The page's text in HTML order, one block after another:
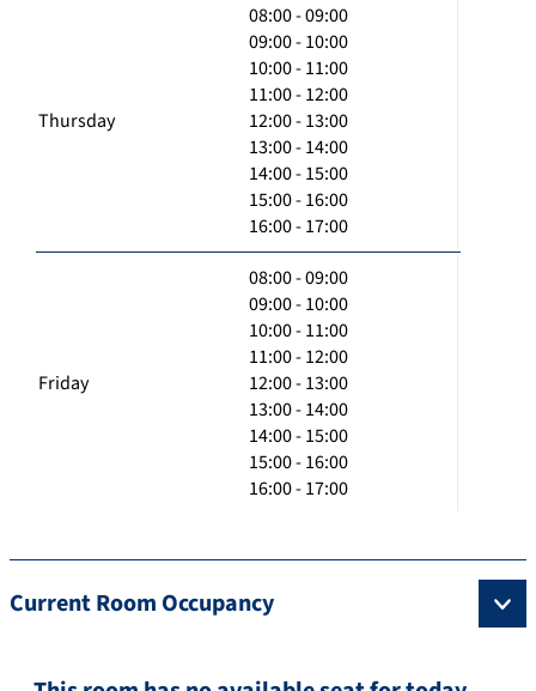
Thursday
08:00 - 09:00
09:00 - 10:00
10:00 - 11:00
11:00 - 12:00
12:00 - 13:00
13:00 - 14:00
14:00 - 15:00
15:00 - 16:00
16:00 - 17:00
Friday
08:00 - 09:00
09:00 - 10:00
10:00 - 11:00
11:00 - 12:00
12:00 - 13:00
13:00 - 14:00
14:00 - 15:00
15:00 - 16:00
16:00 - 17:00
Current Room Occupancy